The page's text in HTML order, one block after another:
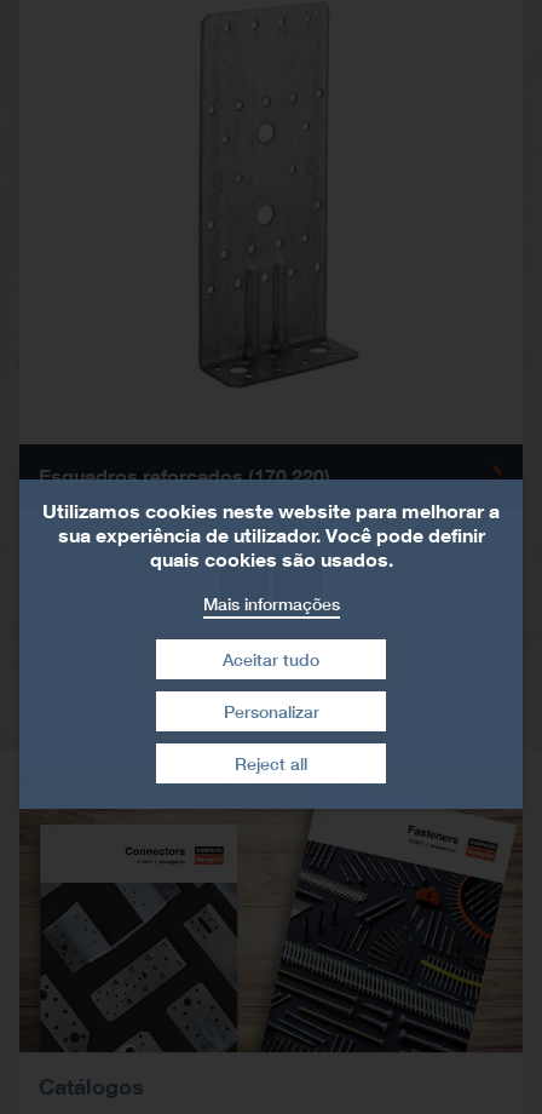
Esquadros reforçados (170 220)
Ver todos os produtos
Catálogos
Utilizamos cookies neste website para melhorar a
sua experiência de utilizador. Você pode definir
quais cookies são usados.
Mais informações
Reject all
Aceitar tudo
Retirar consentimento
Personalizar